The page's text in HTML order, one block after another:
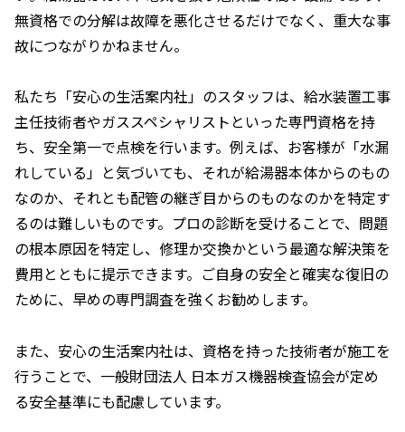
無資格での分解は故障を悪化させるだけでなく、重大な事
故につながりかねません。
私たち「安心の生活案内社」のスタッフは、給水装置工事
主任技術者やガススペシャリストといった専門資格を持
ち、安全第一で点検を行います。例えば、お客様が「水漏
れしている」と気づいても、それが給湯器本体からのもの
なのか、それとも配管の継ぎ目からのものなのかを特定す
るのは難しいものです。プロの診断を受けることで、問題
の根本原因を特定し、修理か交換かという最適な解決策を
費用とともに提示できます。ご自身の安全と確実な復旧の
ために、早めの専門調査を強くお勧めします。
また、安心の生活案内社は、資格を持った技術者が施工を
行うことで、一般財団法人 日本ガス機器検査協会が定め
る安全基準にも配慮しています。